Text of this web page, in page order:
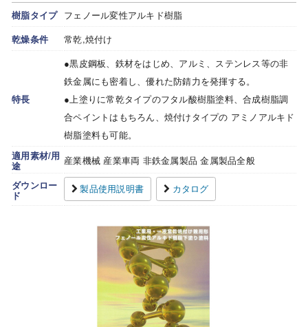
樹脂タイプ フェノール変性アルキド樹脂
乾燥条件
常乾,焼付け
特長
●黒皮鋼板、鉄材をはじめ、アルミ、ステンレス等の非
鉄金属にも密着し、優れた防錆力を発揮する。
●上塗りに常乾タイプのフタル酸樹脂塗料、合成樹脂調
合ペイントはもちろん、焼付けタイプの アミノアルキド
樹脂塗料も可能。
適用素材/用
途
産業機械 産業車両 非鉄金属製品 金属製品全般
ダウンロー
ド
製品使用説明書 カタログ